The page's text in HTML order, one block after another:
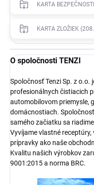
KARTA
KARTA ZLOŽIEK
O spoločnosti TENZI
Spoločnosť Tenzi Sp. z
profesionálnych čistiacich
automobilovom priemysle,
domácnostiach.
samého začiatku sa
Vyvíjame vlastné
prípravky ako naše
Kvalitu našich výrobkov
9001:2015 a norma BRC.